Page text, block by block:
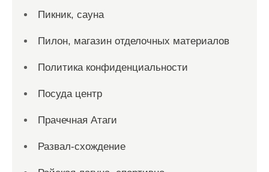
Пикник, сауна
Пилон, магазин отделочных материалов
Политика конфиденциальности
Посуда центр
Прачечная Атаги
Развал-схождение